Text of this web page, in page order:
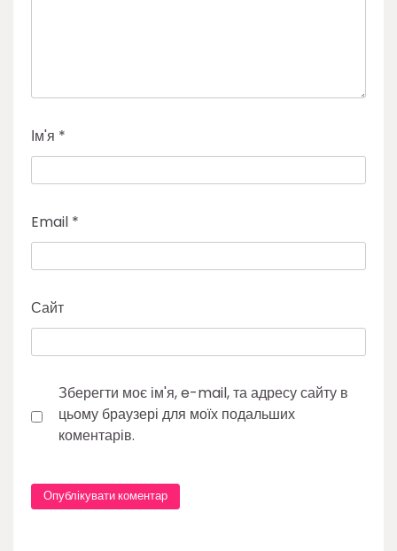
Ім'я *
Email *
Сайт
Зберегти моє ім'я, e-mail, та адресу сайту в
цьому браузері для моїх подальших
коментарів.